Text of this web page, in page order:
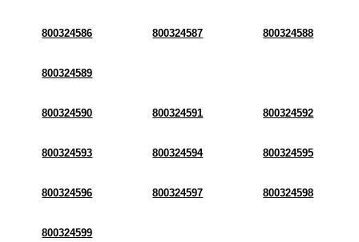
800324586 800324587 800324588
800324589
800324590 800324591 800324592
800324593 800324594 800324595
800324596 800324597 800324598
800324599